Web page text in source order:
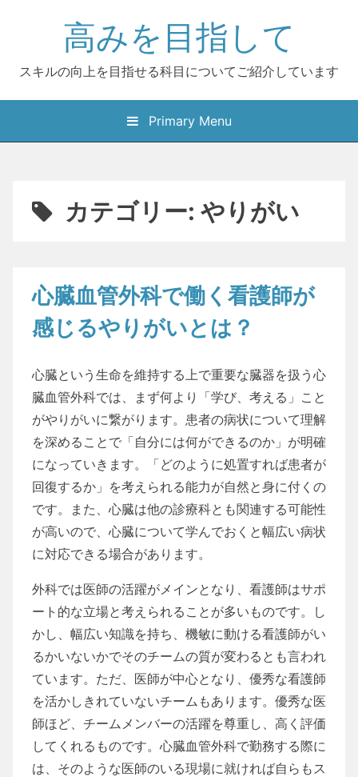
高みを目指して
スキルの向上を目指せる科目についてご紹介しています
Primary Menu
カテゴリー: やりがい
心臓血管外科で働く看護師が
感じるやりがいとは？
心臓という生命を維持する上で重要な臓器を扱う心
臓血管外科では、まず何より「学び、考える」こと
がやりがいに繋がります。患者の病状について理解
を深めることで「自分には何ができるのか」が明確
になっていきます。「どのように処置すれば患者が
回復するか」を考えられる能力が自然と身に付くの
です。また、心臓は他の診療科とも関連する可能性
が高いので、心臓について学んでおくと幅広い病状
に対応できる場合があります。
外科では医師の活躍がメインとなり、看護師はサポ
ート的な立場と考えられることが多いものです。し
かし、幅広い知識を持ち、機敏に動ける看護師がい
るかいないかでそのチームの質が変わるとも言われ
ています。ただ、医師が中心となり、優秀な看護師
を活かしきれていないチームもあります。優秀な医
師ほど、チームメンバーの活躍を尊重し、高く評価
してくれるものです。心臓血管外科で勤務する際に
は、そのような医師のいる現場に就ければ自らもス